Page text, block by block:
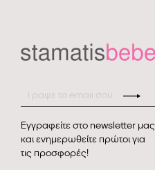
Εγγραφείτε στο newsletter μας
και ενημερωθείτε πρώτοι για
τις προσφορές!